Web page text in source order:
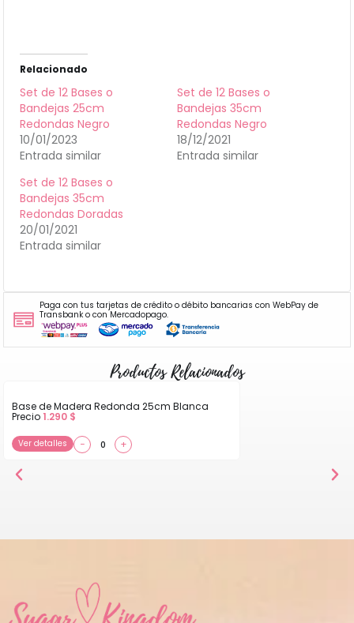
Relacionado
Set de 12 Bases o
Bandejas 25cm
Redondas Negro
10/01/2023
Entrada similar
Set de 12 Bases o
Bandejas 35cm
Redondas Negro
18/12/2021
Entrada similar
Set de 12 Bases o
Bandejas 35cm
Redondas Doradas
20/01/2021
Entrada similar
Paga con tus tarjetas de crédito o débito bancarias con WebPay de
Transbank o con Mercadopago.
Productos Relacionados
Base de Madera Redonda 25cm Blanca
Precio 1.290 $
Ver detalles − +